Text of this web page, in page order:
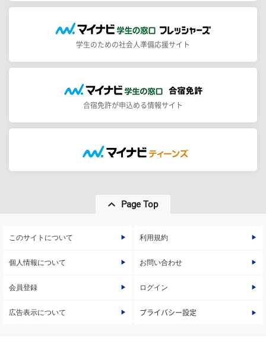
学生のための社会人準備応援サイト
合宿免許が申込める情報サイト
Page Top
このサイトについて 利用規約
個人情報について お問い合わせ
会員登録 ログイン
広告表示について プライバシー設定